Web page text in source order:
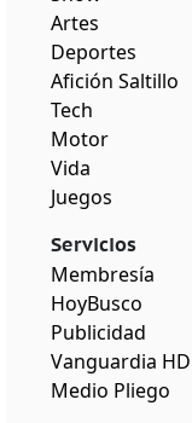
Artes
Deportes
Afición Saltillo
Tech
Motor
Vida
Juegos
Servicios
Membresía
HoyBusco
Publicidad
Vanguardia HD
Medio Pliego